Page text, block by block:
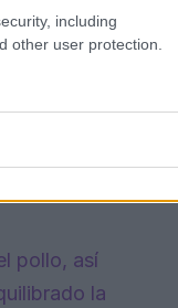
including
other user protection.
pollo, así
la